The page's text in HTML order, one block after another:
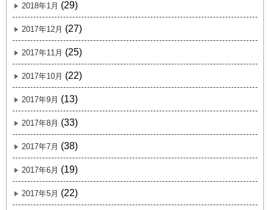
2018年1月 (29)
2017年12月 (27)
2017年11月 (25)
2017年10月 (22)
2017年9月 (13)
2017年8月 (33)
2017年7月 (38)
2017年6月 (19)
2017年5月 (22)